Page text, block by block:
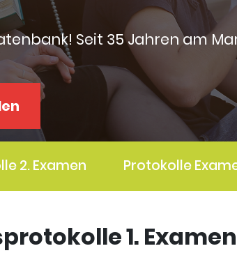
Seit 35 Jahren am
2. Examen Protokolle
1.